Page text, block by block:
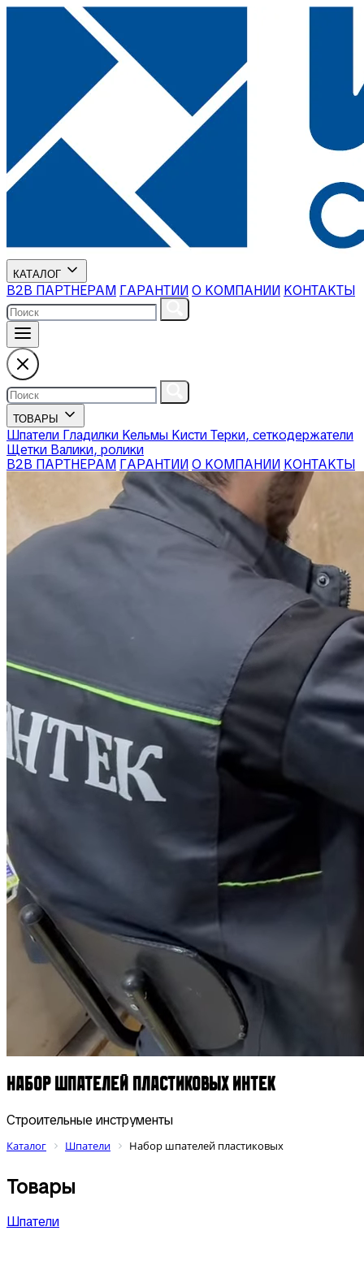
КАТАЛОГ
В2В ПАРТНЕРАМ ГАРАНТИИ О КОМПАНИИ КОНТАКТЫ
ТОВАРЫ
Шпатели Гладилки Кельмы Кисти Терки, сеткодержатели
Щетки Валики, ролики
В2В ПАРТНЕРАМ ГАРАНТИИ О КОМПАНИИ КОНТАКТЫ
Набор шпателей пластиковых ИНТЕК
Строительные инструменты
Каталог
Шпатели Набор шпателей пластиковых
Товары
Шпатели